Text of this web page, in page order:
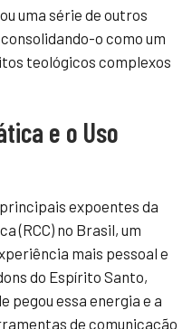
uma série de outros
consolidando-o como um
teológicos complexos
e o Uso
expoentes da
(RCC) no Brasil, um
mais pessoal e
do Espírito Santo,
pegou essa energia e a
de comunicação